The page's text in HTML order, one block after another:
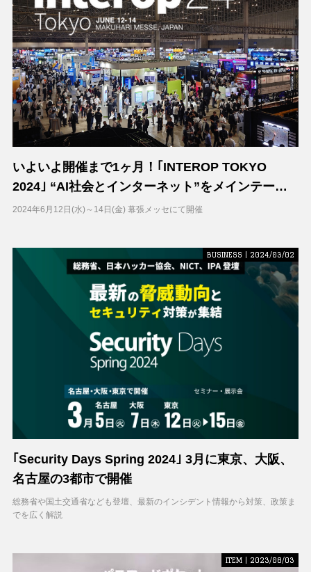
いよいよ開催まで1ヶ月！｢INTEROP TOKYO
2024｣ “AI社会とインターネット”をメインテーマ
に最新のインターネットテクノロジーが集結！！
2024年6月12日(水)～14日(金) 幕張メッセにて開催
BUSINESS | 2024/03/02
｢Security Days Spring 2024｣ 3月に東京、大阪、
名古屋の3都市で開催
総務省や国土交通省なども登壇、最新のインシデント情報から対策、政策ま
でを広く解説
ITEM | 2023/08/03